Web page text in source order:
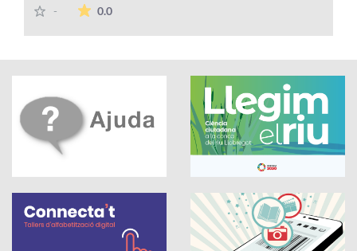
- 0.0La mitjana de les valoracions és de 0 estrelles